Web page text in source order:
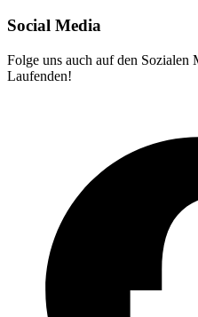
Social Media
Folge uns auch auf den Sozialen
Laufenden!